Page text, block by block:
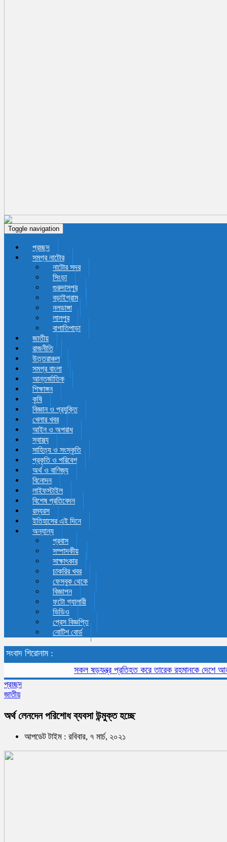
Toggle navigation
প্রচ্ছদ
সমগ্র নাটোর
নাটোর সদর
সিংড়া
গুরুদাসপুর
বড়াইগ্রাম
নলডাঙ্গা
লালপুর
বাগাতিপাড়া
জাতীয়
রাজনীতি
উত্তরাঞ্চল
সমগ্র বাংলা
আন্তর্জাতিক
শিক্ষাঙ্গন
কৃষি
বিজ্ঞান ও প্রযুক্তি
খেলার খবর
আইন ও অপরাধ
স্বাস্থ্য
সাহিত্য ও সংস্কৃতি
প্রকৃতি ও পরিবেশ
অর্থ ও বাণিজ্য
বিনোদন
লাইফস্টাইল
বিশেষ প্রতিবেদন
রম্যরস
ইতিহাসের এই দিনে
অন্যান্য
প্রবাস
সম্পাদকীয়
সাক্ষাৎকার
চাকরির খবর
ফেসবুক থেকে
বিজ্ঞাপন
ফটো গ্যালারী
ভিডিও
প্রেস বিজ্ঞপ্তি
নোটিশ বোর্ড
সংবাদ শিরোনাম :
সকল ষড়যন্ত্র প্রতিহত করে তারেক রহমানকে দেশে আনতে
প্রচ্ছদ
জাতীয়
অর্থ লেনদেন পরিশোধ ব্যবসা উন্মুক্ত হচ্ছে
আপডেট টাইম : রবিবার, ৭ মার্চ, ২০২১